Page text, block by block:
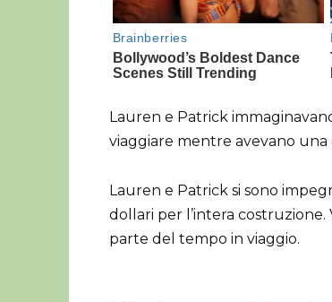
Lauren e Patrick
viaggiare mentre avevano una
Lauren e Patrick si sono
dollari per l’intera
parte del tempo in viaggio.